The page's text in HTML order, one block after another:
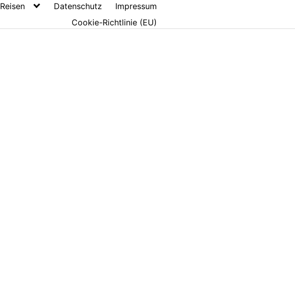
Reisen Datenschutz
Impressum
Cookie-Richtlinie (EU)